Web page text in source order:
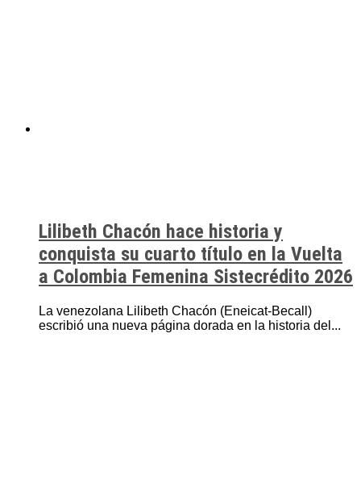
Lilibeth Chacón hace historia y
conquista su cuarto título en la Vuelta
a Colombia Femenina Sistecrédito 2026
La venezolana Lilibeth Chacón (Eneicat-Becall)
escribió una nueva página dorada en la historia del...